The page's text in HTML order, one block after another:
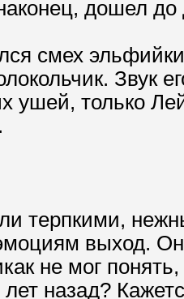
дошел до
смех
Звук
ушей, только
терпкими,
выход.
не мог
лет назад?